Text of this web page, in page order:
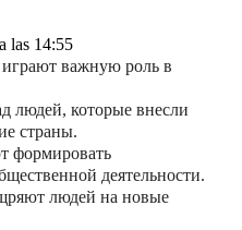
las 14:55
важную роль в
людей, которые внесли
страны.
формировать
деятельности.
людей на новые